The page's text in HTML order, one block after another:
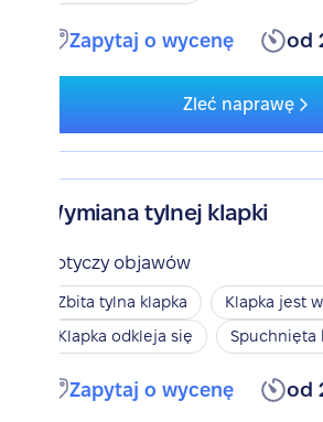
Zapytaj o wycenę od
Zleć naprawę
Wymiana tylnej klapki
Dotyczy objawów
Zbita tylna klapka
Klapka jest
Klapka odkleja się
Spuchnięta
Zapytaj o wycenę od